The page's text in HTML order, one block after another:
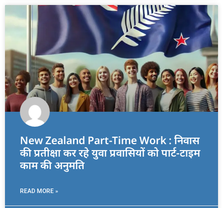
New Zealand Part-Time Work : निवास
की प्रतीक्षा कर रहे युवा प्रवासियों को पार्ट-टाइम
काम की अनुमति
READ MORE »